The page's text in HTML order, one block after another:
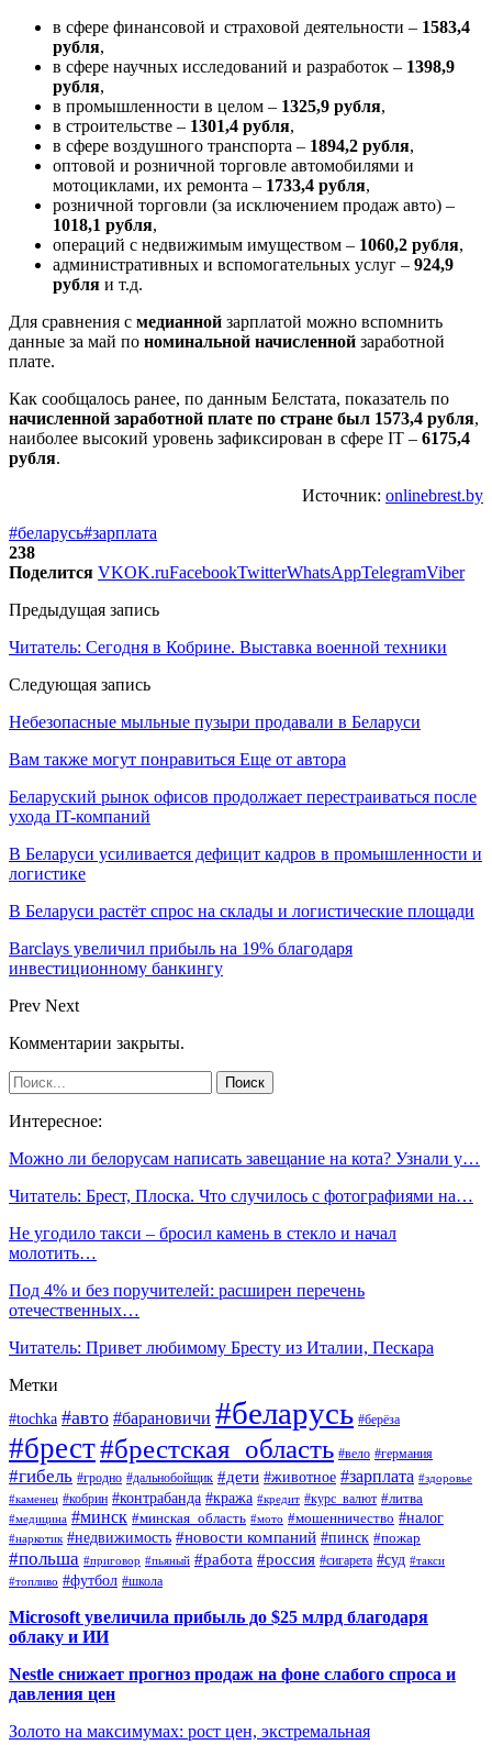
в сфере финансовой и страховой деятельности – 1583,4
рубля,
в сфере научных исследований и разработок – 1398,9
рубля,
в промышленности в целом – 1325,9 рубля,
в строительстве – 1301,4 рубля,
в сфере воздушного транспорта – 1894,2 рубля,
оптовой и розничной торговле автомобилями и
мотоциклами, их ремонта – 1733,4 рубля,
розничной торговли (за исключением продаж авто) –
1018,1 рубля,
операций с недвижимым имуществом – 1060,2 рубля,
административных и вспомогательных услуг – 924,9
рубля и т.д.
Для сравнения с медианной зарплатой можно вспомнить
данные за май по номинальной начисленной заработной
плате.
Как сообщалось ранее, по данным Белстата, показатель по
начисленной заработной плате по стране был 1573,4 рубля,
наиболее высокий уровень зафиксирован в сфере IT – 6175,4
рубля.
Источник: onlinebrest.by
#беларусь#зарплата
238
Поделится VKOK.ruFacebookTwitterWhatsAppTelegramViber
Предыдущая запись
Читатель: Сегодня в Кобрине. Выставка военной техники
Следующая запись
Небезопасные мыльные пузыри продавали в Беларуси
Вам также могут понравиться Еще от автора
Беларуский рынок офисов продолжает перестраиваться после
ухода IT-компаний
В Беларуси усиливается дефицит кадров в промышленности и
логистике
В Беларуси растёт спрос на склады и логистические площади
Barclays увеличил прибыль на 19% благодаря
инвестиционному банкингу
Prev Next
Комментарии закрыты.
Интересное:
Можно ли белорусам написать завещание на кота? Узнали у…
Читатель: Брест, Плоска. Что случилось с фотографиями на…
Не угодило такси – бросил камень в стекло и начал
молотить…
Под 4% и без поручителей: расширен перечень
отечественных…
Читатель: Привет любимому Бресту из Италии, Пескара
Метки
#tochka #авто #барановичи #беларусь #берёза
#брест#брестская_область #вело #германия
#гибель #гродно #дальнобойщик #дети #животное #зарплата #здоровье
#каменец #кобрин #контрабанда #кража #кредит #курс_валют #литва
#медицина #минск #минская_область #мото #мошенничество #налог
#наркотик #недвижимость #новости компаний #пинск #пожар
#польша #приговор #пьяный #работа #россия #сигарета #суд #такси
#топливо #футбол #школа
Microsoft увеличила прибыль до $25 млрд благодаря
облаку и ИИ
Nestle снижает прогноз продаж на фоне слабого спроса и
давления цен
Золото на максимумах: рост цен, экстремальная